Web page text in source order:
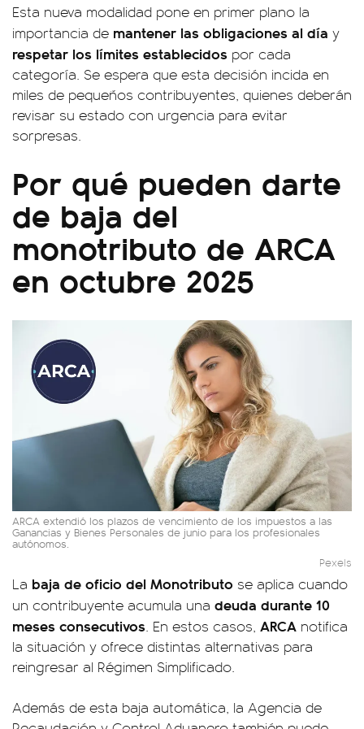
Esta nueva modalidad pone en primer plano la
importancia de mantener las obligaciones al día y
respetar los límites establecidos por cada
categoría. Se espera que esta decisión incida en
miles de pequeños contribuyentes, quienes deberán
revisar su estado con urgencia para evitar
sorpresas.
Por qué pueden darte
de baja del
monotributo de ARCA
en octubre 2025
ARCA extendió los plazos de vencimiento de los impuestos a las
Ganancias y Bienes Personales de junio para los profesionales
autónomos.
Pexels
La baja de oficio del Monotributo se aplica cuando
un contribuyente acumula una deuda durante 10
meses consecutivos. En estos casos, ARCA notifica
la situación y ofrece distintas alternativas para
reingresar al Régimen Simplificado.
Además de esta baja automática, la Agencia de